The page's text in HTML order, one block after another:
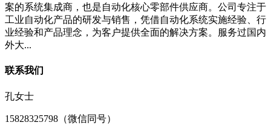
案的系统集成商，也是自动化核心零部件供应商。公司专注于
工业自动化产品的研发与销售，凭借自动化系统实施经验、行
业经验和产品理念，为客户提供全面的解决方案。服务过国内
外大...
联系我们
孔女士
15828325798（微信同号）